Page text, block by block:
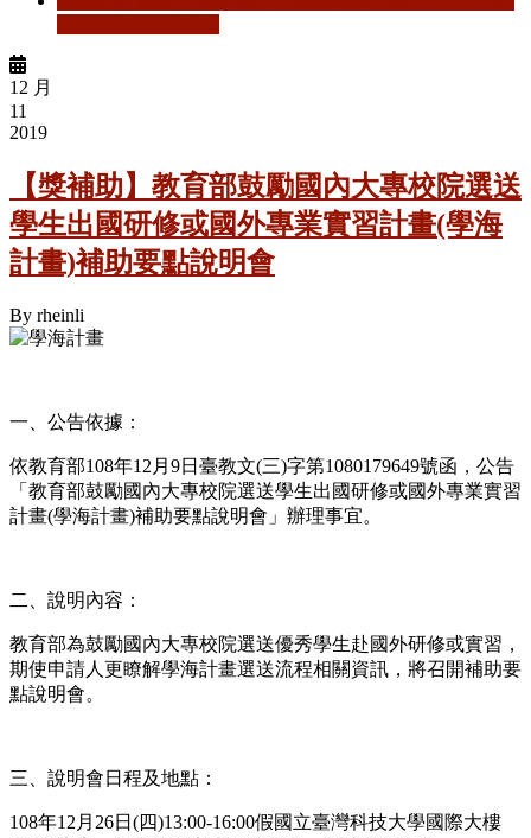
12 月
11
2019
【獎補助】教育部鼓勵國內大專校院選送
學生出國研修或國外專業實習計畫(學海
計畫)補助要點說明會
By rheinli
一、公告依據：
依教育部108年12月9日臺教文(三)字第1080179649號函，公告
「教育部鼓勵國內大專校院選送學生出國研修或國外專業實習
計畫(學海計畫)補助要點說明會」辦理事宜。
二、說明內容：
教育部為鼓勵國內大專校院選送優秀學生赴國外研修或實習，
期使申請人更瞭解學海計畫選送流程相關資訊，將召開補助要
點說明會。
三、說明會日程及地點：
108年12月26日(四)13:00-16:00假國立臺灣科技大學國際大樓